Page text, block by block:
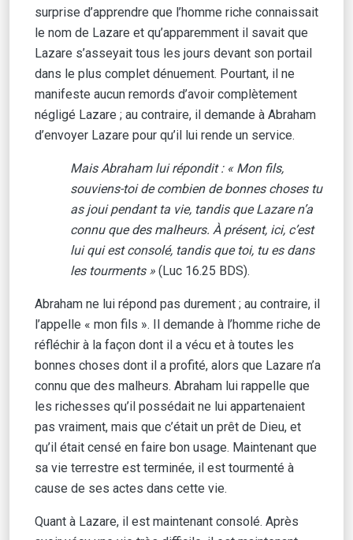
surprise d’apprendre que l’homme riche connaissait
le nom de Lazare et qu’apparemment il savait que
Lazare s’asseyait tous les jours devant son portail
dans le plus complet dénuement. Pourtant, il ne
manifeste aucun remords d’avoir complètement
négligé Lazare ; au contraire, il demande à Abraham
d’envoyer Lazare pour qu’il lui rende un service.
Mais Abraham lui répondit : « Mon fils,
souviens-toi de combien de bonnes choses tu
as joui pendant ta vie, tandis que Lazare n’a
connu que des malheurs. À présent, ici, c’est
lui qui est consolé, tandis que toi, tu es dans
les tourments » (Luc 16.25 BDS).
Abraham ne lui répond pas durement ; au contraire, il
l’appelle « mon fils ». Il demande à l’homme riche de
réfléchir à la façon dont il a vécu et à toutes les
bonnes choses dont il a profité, alors que Lazare n’a
connu que des malheurs. Abraham lui rappelle que
les richesses qu’il possédait ne lui appartenaient
pas vraiment, mais que c’était un prêt de Dieu, et
qu’il était censé en faire bon usage. Maintenant que
sa vie terrestre est terminée, il est tourmenté à
cause de ses actes dans cette vie.
Quant à Lazare, il est maintenant consolé. Après